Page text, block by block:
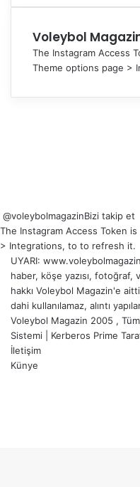
Voleybol
The Instagram Access
Theme options page >
@voleybolmagazinBizi takip et
The Instagram Access Token
> Integrations, to to refresh it.
UYARI:
haber, köşe yazısı,
hakkı Voleybol Magazin'e
dahi kullanılamaz, alıntı
Voleybol Magazin 2005 ,
Sistemi
Kerberos Prime
İletişim
Künye